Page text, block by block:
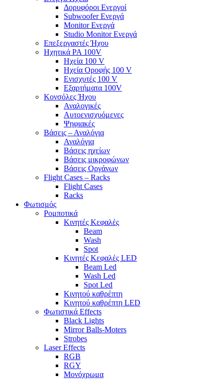
Δορυφόροι Ενεργοί
Subwoofer Ενεργά
Monitor Ενεργά
Studio Monitor Ενεργά
Επεξεργαστές Ήχου
Ηχητικά PA 100V
Ηχεία 100 V
Ηχεία Οροφής 100 V
Ενισχυτές 100 V
Εξαρτήματα 100V
Κονσόλες Ήχου
Αναλογικές
Αυτοενισχυόμενες
Ψηφιακές
Βάσεις – Αναλόγια
Αναλόγια
Βάσεις ηχείων
Βάσεις μικροφώνων
Βάσεις Οργάνων
Flight Cases – Racks
Flight Cases
Racks
Φωτισμός
Ρομποτικά
Κινητές Κεφαλές
Beam
Wash
Spot
Κινητές Κεφαλές LED
Beam Led
Wash Led
Spot Led
Κινητού καθρέπτη
Κινητού καθρέπτη LED
Φωτιστικά Effects
Black Lights
Mirror Balls-Moters
Strobes
Laser Effects
RGB
RGY
Μονόχρωμα